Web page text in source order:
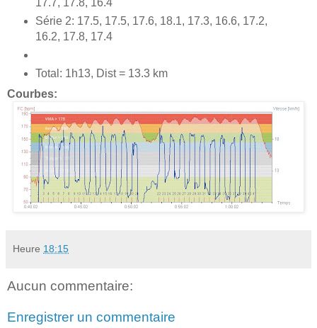
17.7, 17.8, 16.4
Série 2: 17.5, 17.5, 17.6, 18.1, 17.3, 16.6, 17.2,
16.2, 17.8, 17.4
Total: 1h13, Dist = 13.3 km
Courbes:
Heure 18:15
Aucun commentaire:
Enregistrer un commentaire